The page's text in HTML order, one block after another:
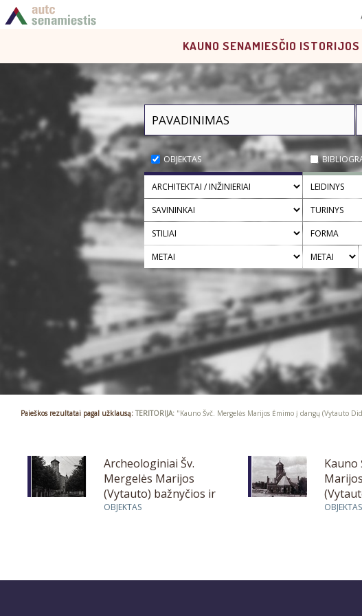
KAUNO SENAMIESČIO ISTORIJOS
OBJEKTAS
Paieškos rezultatai pagal užklausą: TERITORIJA: "Kauno Švč. Mergelės Marijos Ėmimo į dangų (Vytauto
Archeologiniai Šv.
Mergelės Marijos
(Vytauto) bažnyčios ir
kapinių tyrimai
OBJEKTAS
Kauno
bažnyčia
OBJEKTAS